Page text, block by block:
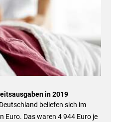
in 2019
beliefen sich im
Euro. Das waren 4 944 Euro je